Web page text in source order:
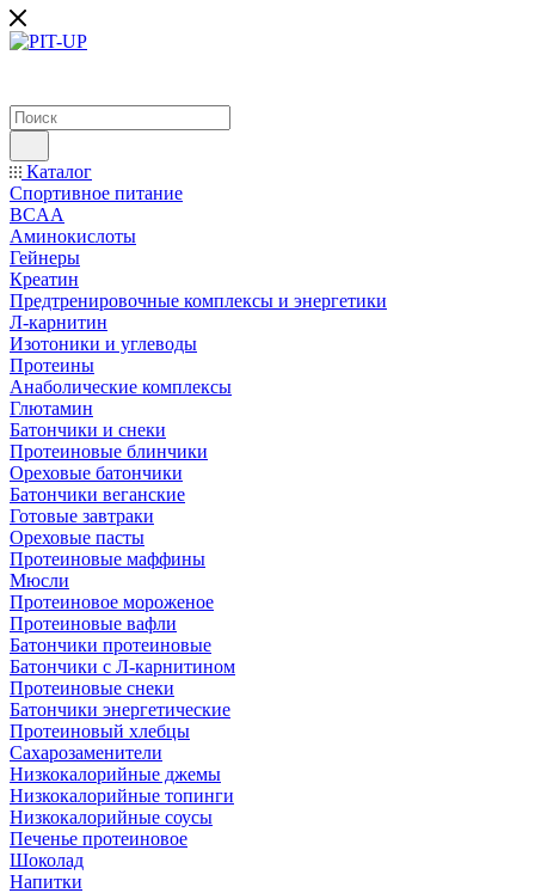
Каталог
Спортивное питание
BCAA
Аминокислоты
Гейнеры
Креатин
Предтренировочные комплексы и энергетики
Л-карнитин
Изотоники и углеводы
Протеины
Анаболические комплексы
Глютамин
Батончики и снеки
Протеиновые блинчики
Ореховые батончики
Батончики веганские
Готовые завтраки
Ореховые пасты
Протеиновые маффины
Мюсли
Протеиновое мороженое
Протеиновые вафли
Батончики протеиновые
Батончики с Л-карнитином
Протеиновые снеки
Батончики энергетические
Протеиновый хлебцы
Сахарозаменители
Низкокалорийные джемы
Низкокалорийные топинги
Низкокалорийные соусы
Печенье протеиновое
Шоколад
Напитки